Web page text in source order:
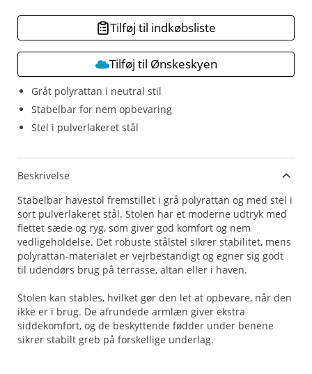
Gråt polyrattan i neutral stil
Stabelbar for nem opbevaring
Stel i pulverlakeret stål
Tilføj til indkøbsliste
Tilføj til Ønskeskyen
Beskrivelse
Stabelbar havestol fremstillet i grå polyrattan og med stel i
sort pulverlakeret stål. Stolen har et moderne udtryk med
flettet sæde og ryg, som giver god komfort og nem
vedligeholdelse. Det robuste stålstel sikrer stabilitet, mens
polyrattan-materialet er vejrbestandigt og egner sig godt
til udendørs brug på terrasse, altan eller i haven.
Stolen kan stables, hvilket gør den let at opbevare, når den
ikke er i brug. De afrundede armlæn giver ekstra
siddekomfort, og de beskyttende fødder under benene
sikrer stabilt greb på forskellige underlag.